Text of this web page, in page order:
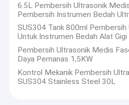
Mesin Pembersih Perhiasan
Pembersih Ultrasonik Gigi
Pembersih Ultrasonik
Pembersih Mesin Ultrasonik
6.5L Pembersih Ultrasonik
Pembersih Instrumen Bedah
SUS304 Tank 800ml Pembersih
Untuk Instrumen Bedah Alat Gigi
Pembersih Ultrasonik Medis
Daya Pemanas 1,5KW
Kontrol Mekanik Pembersih
SUS304 Stainless Steel 30L
dengan pelanggan Anda.
Untuk Pengguna Akhir
Kami menyediakan sistem
berkinerja tinggi bersama dengan
untuk memastikan Anda mencapai
dan efisiensi maksimum dari
mendukung Anda sepanjang seluruh
model hingga operasi praktis.
Industri yang Kami Layani
Kami telah membangun pengakuan